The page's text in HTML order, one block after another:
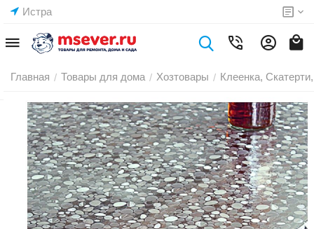
Истра
Главная / Товары для дома / Хозтовары / Клеенка,